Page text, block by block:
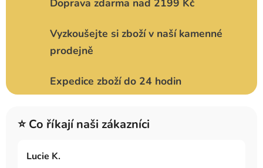
Doprava zdarma nad 2199 Kč
Vyzkoušejte si zboží v naší kamenné
prodejně
Expedice zboží do 24 hodin
⭐ Co říkají naši zákazníci
Lucie K.